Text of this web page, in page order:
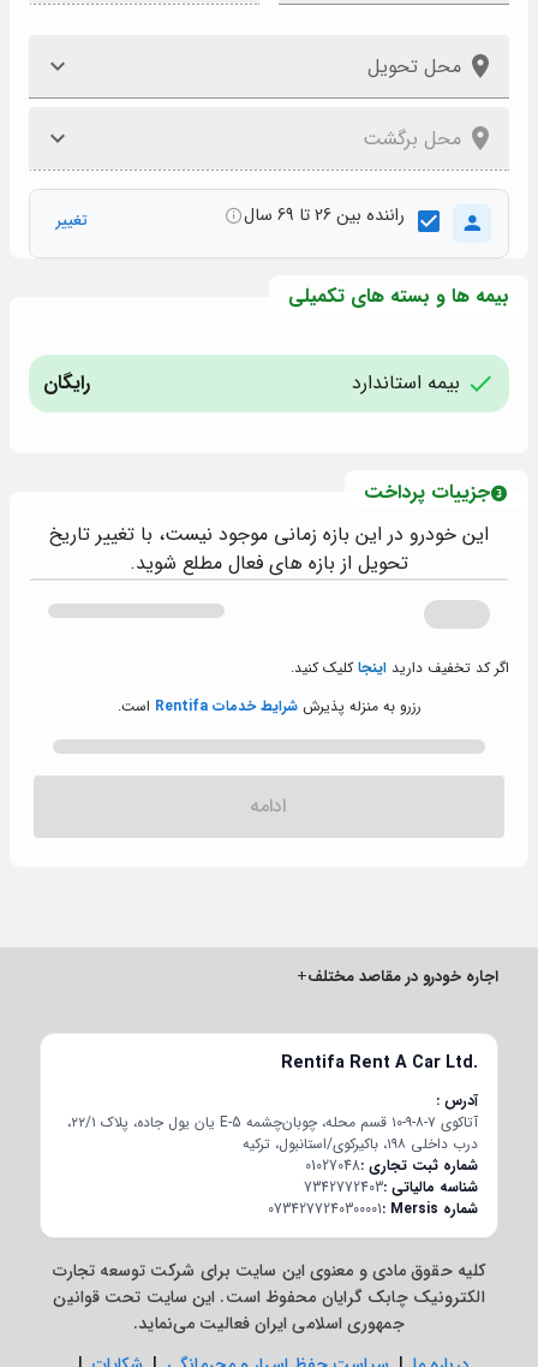
محل تحویل
محل برگشت
راننده بین 26 تا 69 سال تغییر
بیمه ها و بسته های تکمیلی
بیمه استاندارد رایگان
جزییات پرداخت
این خودرو در این بازه زمانی موجود نیست، با تغییر تاریخ
تحویل از بازه های فعال مطلع شوید.
اگر کد تخفیف دارید اینجاکلیک کنید.
رزرو به منزله پذیرششرایط خدمات Rentifa است.
ادامه
اجاره خودرو در مقاصد مختلف+
Rentifa Rent A Car Ltd.
آدرس
آتاکوی ۷-۸-۹-۱۰ قسم محله، چوبان‌چشمه E-5 یان یول جاده، پلاک ۲۲/۱،
درب داخلی ۱۹۸، باکیرکوی/استانبول، ترکیه
شماره ثبت تجاری01027048
شناسه مالیاتی7342772403
شماره Mersis
0734277240300001
کلیه حقوق مادی و معنوی این سایت برای شرکت توسعه تجارت
الکترونیک چابک گرایان محفوظ است. این سایت تحت قوانین
جمهوری اسلامی ایران فعالیت می‌نماید.